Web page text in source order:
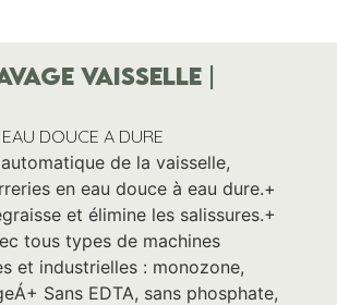
VAISSELLE |
DOUCE A DURE
de la vaisselle,
en eau douce à eau dure.+
et élimine les salissures.+
tous types de machines
et industrielles : monozone,
Sans EDTA, sans phosphate,